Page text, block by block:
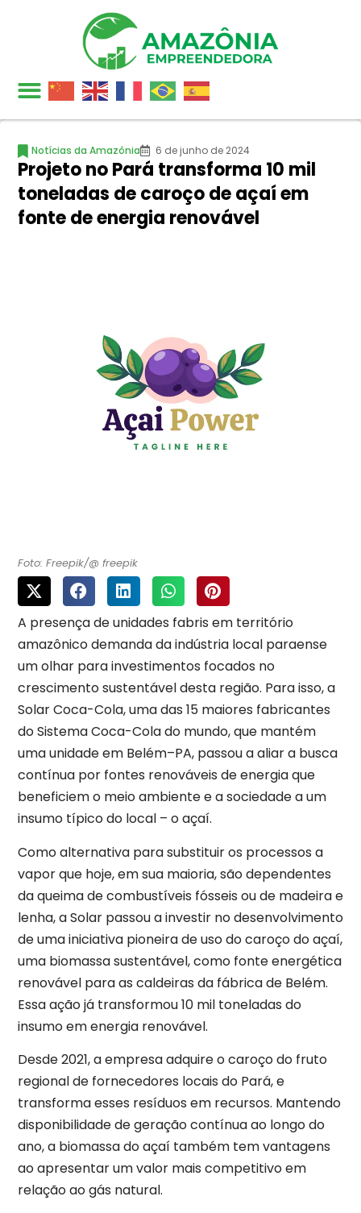
Notícias da Amazônia 6 de junho de 2024
Projeto no Pará transforma 10 mil
toneladas de caroço de açaí em
fonte de energia renovável
Foto: Freepik/@ freepik
A presença de unidades fabris em território
amazônico demanda da indústria local paraense
um olhar para investimentos focados no
crescimento sustentável desta região. Para isso, a
Solar Coca-Cola, uma das 15 maiores fabricantes
do Sistema Coca-Cola do mundo, que mantém
uma unidade em Belém–PA, passou a aliar a busca
contínua por fontes renováveis de energia que
beneficiem o meio ambiente e a sociedade a um
insumo típico do local – o açaí.
Como alternativa para substituir os processos a
vapor que hoje, em sua maioria, são dependentes
da queima de combustíveis fósseis ou de madeira e
lenha, a Solar passou a investir no desenvolvimento
de uma iniciativa pioneira de uso do caroço do açaí,
uma biomassa sustentável, como fonte energética
renovável para as caldeiras da fábrica de Belém.
Essa ação já transformou 10 mil toneladas do
insumo em energia renovável.
Desde 2021, a empresa adquire o caroço do fruto
regional de fornecedores locais do Pará, e
transforma esses resíduos em recursos. Mantendo
disponibilidade de geração contínua ao longo do
ano, a biomassa do açaí também tem vantagens
ao apresentar um valor mais competitivo em
relação ao gás natural.